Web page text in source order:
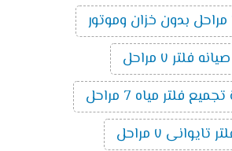
صيانه فلتر ٧ مراحل
فلتر مياه 7 مراحل
تايوانى ٧ مراحل